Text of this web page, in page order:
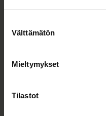
valinta
Välttämätön
Mieltymykset
Tilastot
2.6.2026 11:00
TERVE JA HYVÄ TYÖELÄMÄ